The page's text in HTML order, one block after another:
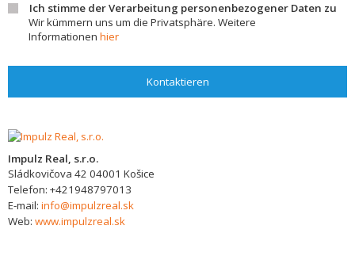
Ich stimme der Verarbeitung personenbezogener Daten zu
Wir kümmern uns um die Privatsphäre. Weitere
Informationen hier
Kontaktieren
Impulz Real, s.r.o.
Sládkovičova 42 04001 Košice
Telefon: +421948797013
E-mail: info@impulzreal.sk
Web: www.impulzreal.sk